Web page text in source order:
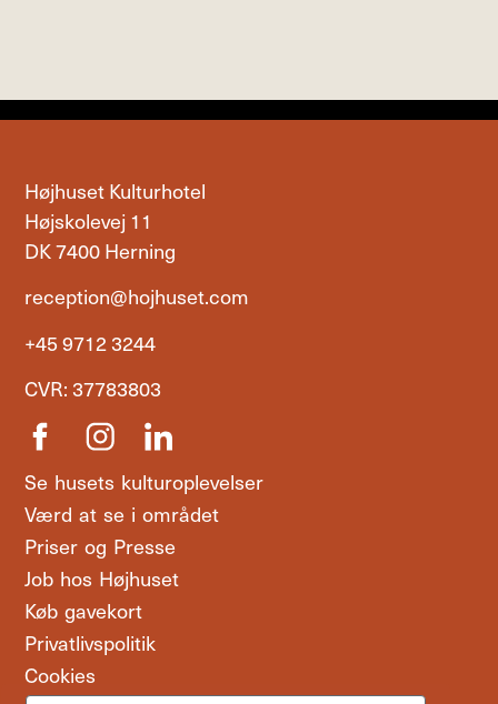
Højhuset Kulturhotel
Højskolevej 11
DK 7400 Herning
reception@hojhuset.com
+45 9712 3244
CVR: 37783803
Se husets kulturoplevelser
Værd at se i området
Priser og Presse
Job hos Højhuset
Køb gavekort
Privatlivspolitik
Cookies